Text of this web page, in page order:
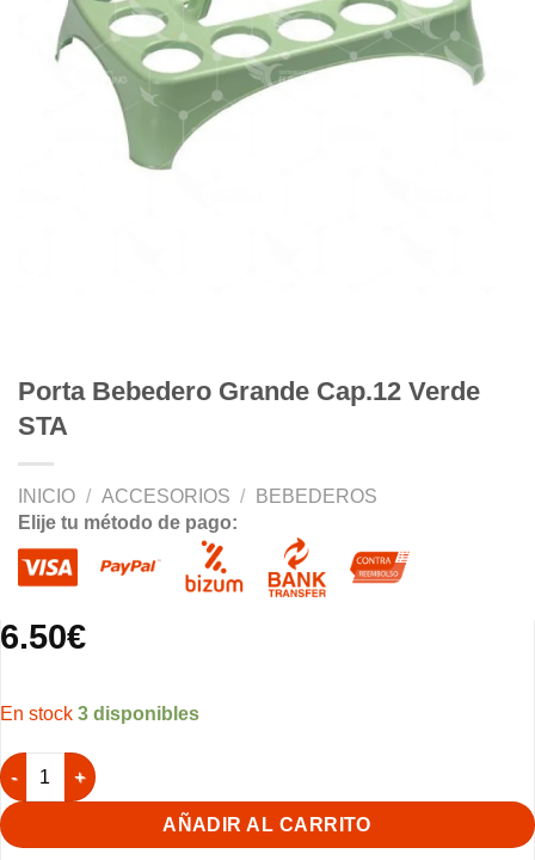
Porta Bebedero Grande Cap.12 Verde
STA
INICIO / ACCESORIOS /
BEBEDEROS
Elije tu método de pago:
6.50€
3 disponibles
Porta Bebedero Grande Cap.12 Verde STA cantidad
AÑADIR AL CARRITO